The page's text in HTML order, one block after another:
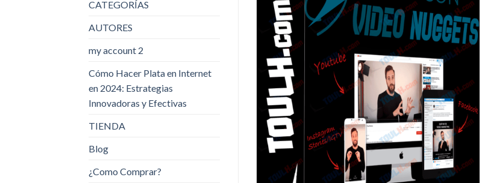
CATEGORÍAS
AUTORES
my account 2
Cómo Hacer Plata en Internet
en 2024: Estrategias
Innovadoras y Efectivas
TIENDA
Blog
¿Como Comprar?